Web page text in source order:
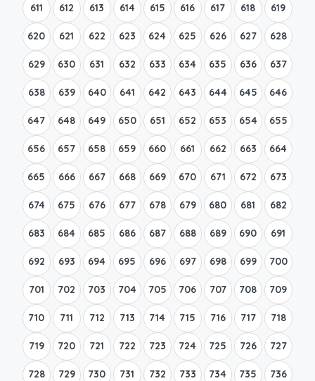
611 612 613 614 615 616 617 618 619
620 621 622 623 624 625 626 627 628
629 630 631 632 633 634 635 636 637
638 639 640 641 642 643 644 645 646
647 648 649 650 651 652 653 654 655
656 657 658 659 660 661 662 663 664
665 666 667 668 669 670 671 672 673
674 675 676 677 678 679 680 681 682
683 684 685 686 687 688 689 690 691
692 693 694 695 696 697 698 699 700
701 702 703 704 705 706 707 708 709
710 711 712 713 714 715 716 717 718
719 720 721 722 723 724 725 726 727
728 729 730 731 732 733 734 735 736